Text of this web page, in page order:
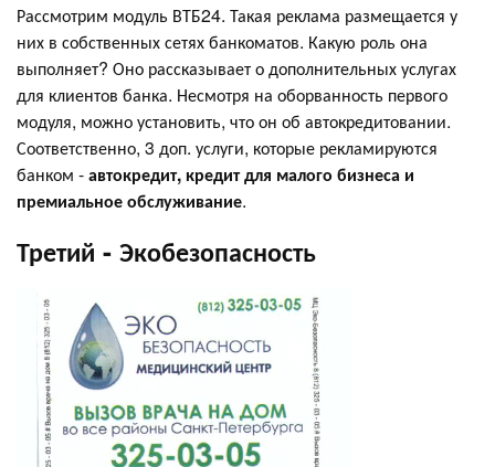
Рассмотрим модуль ВТБ24. Такая реклама размещается у
них в собственных сетях банкоматов. Какую роль она
выполняет? Оно рассказывает о дополнительных услугах
для клиентов банка. Несмотря на оборванность первого
модуля, можно установить, что он об автокредитовании.
Соответственно, 3 доп. услуги, которые рекламируются
банком -автокредит, кредит для малого бизнеса и
премиальное обслуживание.
Третий - Экобезопасность